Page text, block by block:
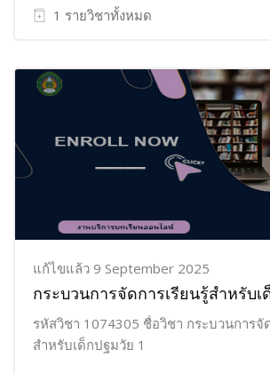
1 รายวิชาทั้งหมด
แก้ไขแล้ว 9 September 2025
กระบวนการจัดการเรียนรู้สำหรับเ
รหัสวิชา 1074305 ชื่อวิชา กระบวนการจั
สำหรับเด็กปฐมวัย 1